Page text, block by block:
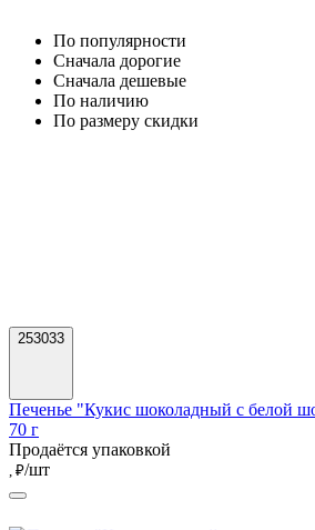
По популярности
Cначала дорогие
Cначала дешевые
По наличию
По размеру скидки
253033
Печенье "Кукис шоколадный с белой
70 г
Продаётся упаковкой
, ₽/шт